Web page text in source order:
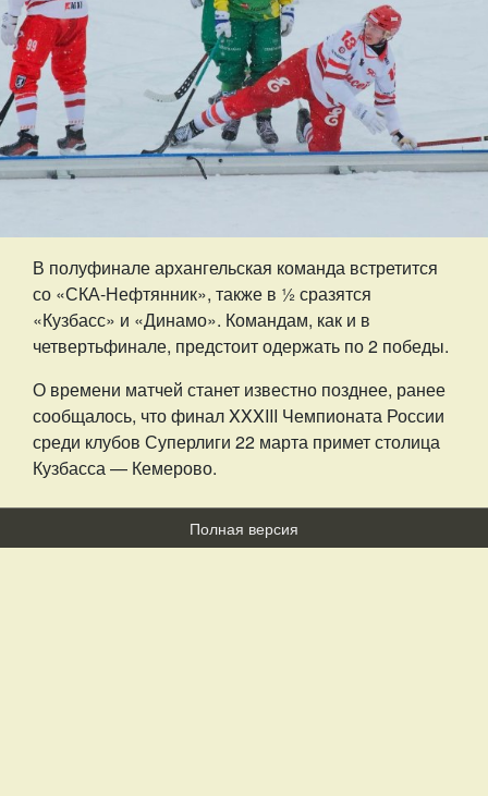
В полуфинале архангельская команда встретится
со «СКА-Нефтянник», также в ½ сразятся
«Кузбасс» и «Динамо». Командам, как и в
четвертьфинале, предстоит одержать по 2 победы.
О времени матчей станет известно позднее, ранее
сообщалось, что финал XXXIII Чемпионата России
среди клубов Суперлиги 22 марта примет столица
Кузбасса — Кемерово.
Полная версия